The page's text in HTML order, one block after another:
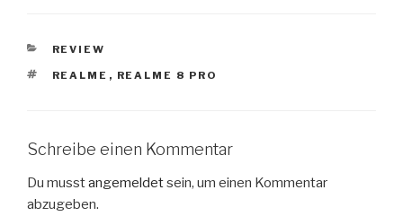
KATEGORIEN
REVIEW
SCHLAGWÖRTER
REALME , REALME 8 PRO
Schreibe einen Kommentar
Du musstangemeldetsein, um einen Kommentar
abzugeben.